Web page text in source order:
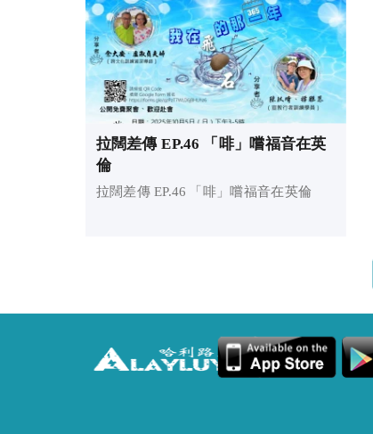
特質，更是宣告祂的本質。不是說...
拉闊差傳 EP.46 「啡」嚐福音在英
倫
拉闊差傳 EP.46 「啡」嚐福音在英倫